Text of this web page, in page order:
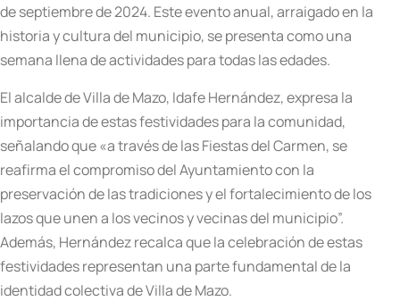
de septiembre de 2024. Este evento anual, arraigado en la
historia y cultura del municipio, se presenta como una
semana llena de actividades para todas las edades.
El alcalde de Villa de Mazo, Idafe Hernández, expresa la
importancia de estas festividades para la comunidad,
señalando que «a través de las Fiestas del Carmen, se
reafirma el compromiso del Ayuntamiento con la
preservación de las tradiciones y el fortalecimiento de los
lazos que unen a los vecinos y vecinas del municipio”.
Además, Hernández recalca que la celebración de estas
festividades representan una parte fundamental de la
identidad colectiva de Villa de Mazo.